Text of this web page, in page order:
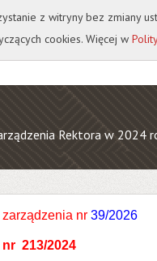
A
Rektora w 2024
nr 39/2026
213/2024
z witryny bez zmiany
cookies. Więcej w